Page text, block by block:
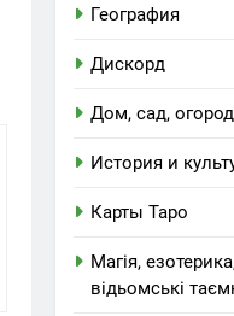
География
Дискорд
Дом, сад,
История и
Карты Таро
Магія,
відьомські